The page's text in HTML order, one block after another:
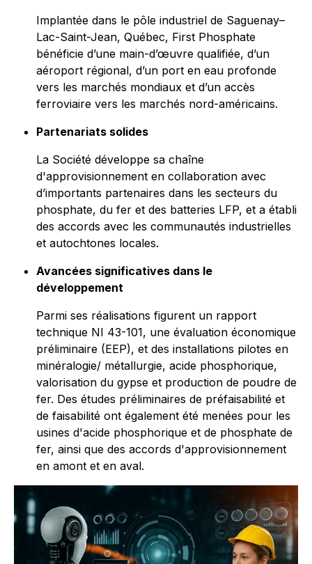
Implantée dans le pôle industriel de Saguenay–
Lac-Saint-Jean, Québec, First Phosphate
bénéficie d’une main-d’œuvre qualifiée, d’un
aéroport régional, d’un port en eau profonde
vers les marchés mondiaux et d’un accès
ferroviaire vers les marchés nord-américains.
Partenariats solides
La Société développe sa chaîne
d'approvisionnement en collaboration avec
d’importants partenaires dans les secteurs du
phosphate, du fer et des batteries LFP, et a établi
des accords avec les communautés industrielles
et autochtones locales.
Avancées significatives dans le
développement
Parmi ses réalisations figurent un rapport
technique NI 43-101, une évaluation économique
préliminaire (EEP), et des installations pilotes en
minéralogie/ métallurgie, acide phosphorique,
valorisation du gypse et production de poudre de
fer. Des études préliminaires de préfaisabilité et
de faisabilité ont également été menées pour les
usines d'acide phosphorique et de phosphate de
fer, ainsi que des accords d'approvisionnement
en amont et en aval.